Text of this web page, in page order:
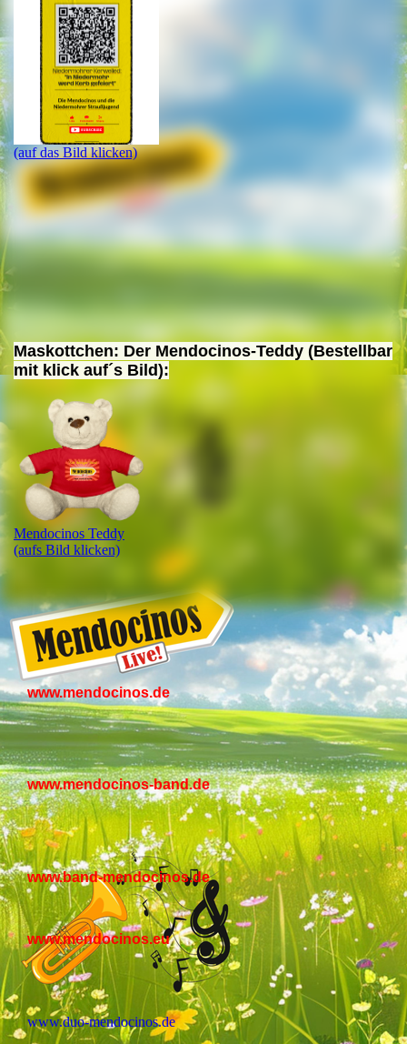
(auf das Bild klicken)
Maskottchen: Der Mendocinos-Teddy (Bestellbar
mit klick auf´s Bild):
Mendocinos Teddy
(aufs Bild klicken)
www.mendocinos.de
www.mendocinos-band.de
www.band-mendocinos.de
www.mendocinos.eu
www.duo-mendocinos.de